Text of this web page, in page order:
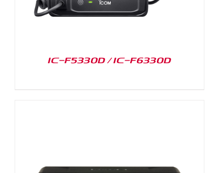
IC-F5330D / IC-F6330D